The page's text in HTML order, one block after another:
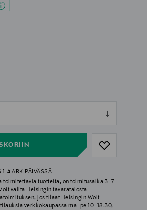
1-4 ARKIPÄIVÄSSÄ
toimitettavia tuotteita, on toimitusaika 3–7
valita Helsingin tavaratalosta
jos tilaat Helsingin Wolt-
verkkokaupassa ma–pe 10–18.30,